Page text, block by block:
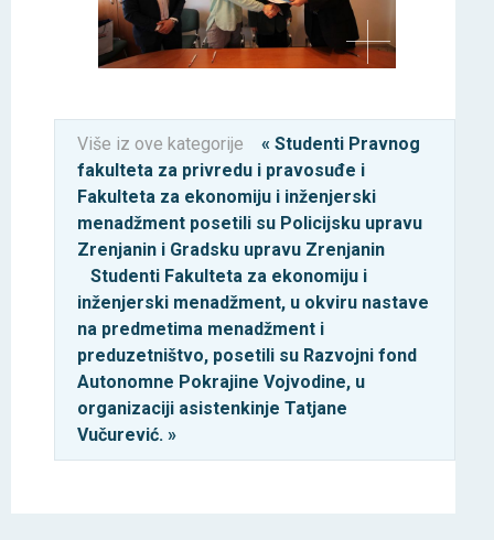
Više iz ove kategorije
« Studenti Pravnog
fakulteta za privredu i pravosuđe i
Fakulteta za ekonomiju i inženjerski
menadžment posetili su Policijsku upravu
Zrenjanin i Gradsku upravu Zrenjanin
Studenti Fakulteta za ekonomiju i
inženjerski menadžment, u okviru nastave
na predmetima menadžment i
preduzetništvo, posetili su Razvojni fond
Autonomne Pokrajine Vojvodine, u
organizaciji asistenkinje Tatjane
Vučurević. »